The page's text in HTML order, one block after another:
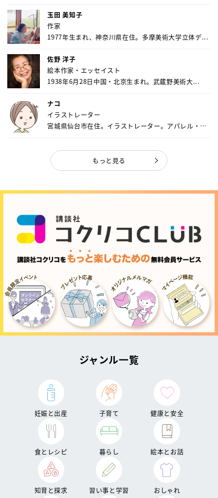
玉田 美知子
作家
1977年生まれ、神奈川県在住。多摩美術大学立体デ...
佐野 洋子
絵本作家・エッセイスト
1938年6月28日中国・北京生まれ。武蔵野美術大...
ナコ
イラストレーター
宮城県仙台市在住。イラストレーター。アパレル・キ
もっと見る
ジャンル一覧
妊娠と出産 子育て 健康と安全
食とレシピ 暮らし 絵本とお話
知育と探求 習い事と学習 おしゃれ